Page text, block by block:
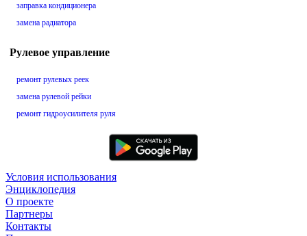
заправка кондиционера
замена радиатора
Рулевое управление
ремонт рулевых реек
замена рулевой рейки
ремонт гидроусилителя руля
Условия использования
Энциклопедия
О проекте
Партнеры
Контакты